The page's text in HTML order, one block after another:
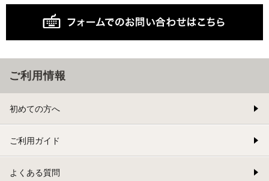
ご利用情報
初めての方へ
ご利用ガイド
よくある質問